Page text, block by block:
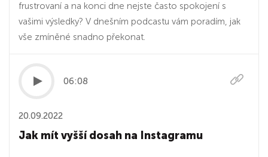
frustrovaní a na konci dne nejste často spokojení s
vašimi výsledky? V dnešním podcastu vám poradím, jak
vše zmíněné snadno překonat.
06:08
20.09.2022
Jak mít vyšší dosah na Instagramu